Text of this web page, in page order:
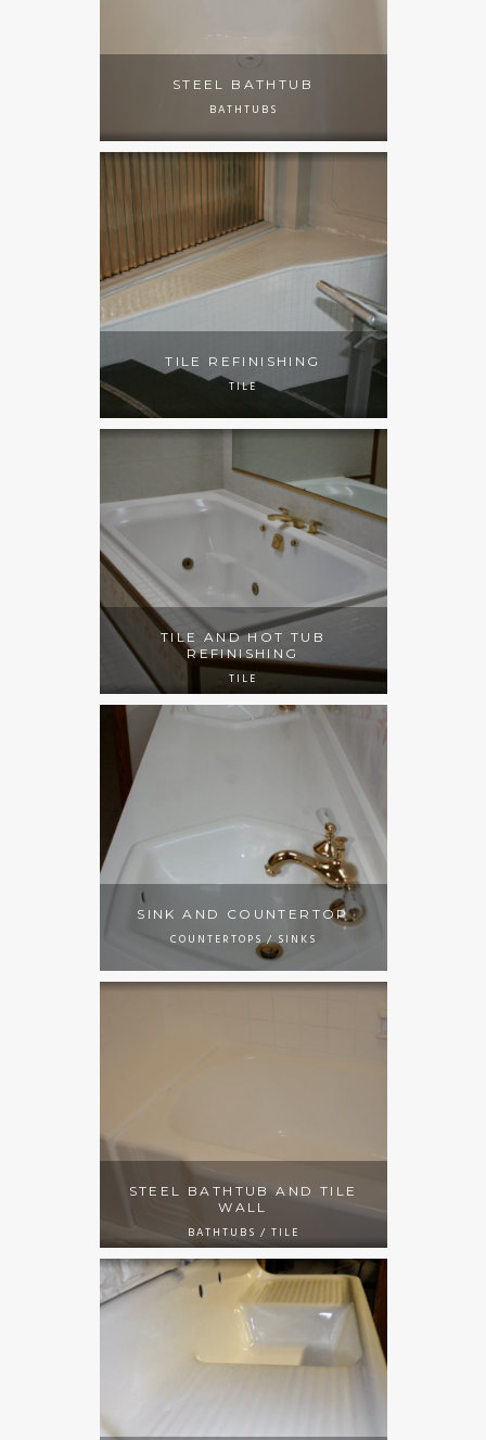
STEEL BATHTUB
BATHTUBS
TILE REFINISHING
TILE
TILE AND HOT TUB
REFINISHING
TILE
SINK AND COUNTERTOP
COUNTERTOPS / SINKS
STEEL BATHTUB AND TILE
WALL
BATHTUBS / TILE